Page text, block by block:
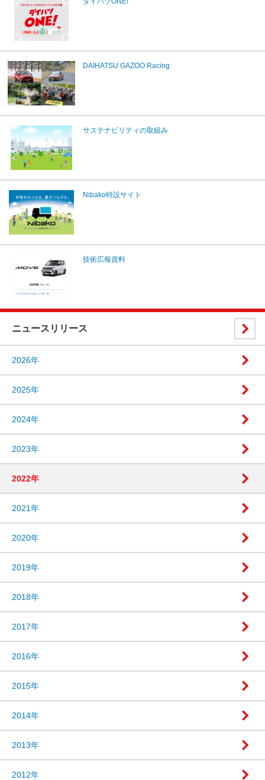
DAIHATSU GAZOO Racing
サステナビリティの取組み
Nibako特設サイト
技術広報資料
ニュースリリース
2026年
2025年
2024年
2023年
2022年
2021年
2020年
2019年
2018年
2017年
2016年
2015年
2014年
2013年
2012年